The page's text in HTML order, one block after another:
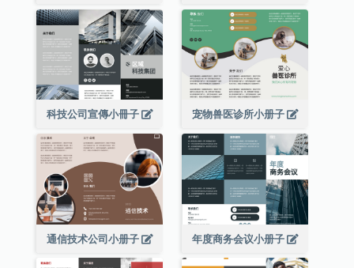
科技公司宣傳小冊子 宠物兽医诊所小册子
通信技术公司小册子 年度商务会议小册子